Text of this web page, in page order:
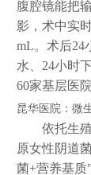
腹腔镜能把
影，术中实
mL。术后24
水、24小时
60家基层医
昆华医院：微
依托生
原女性阴道
菌+营养基质